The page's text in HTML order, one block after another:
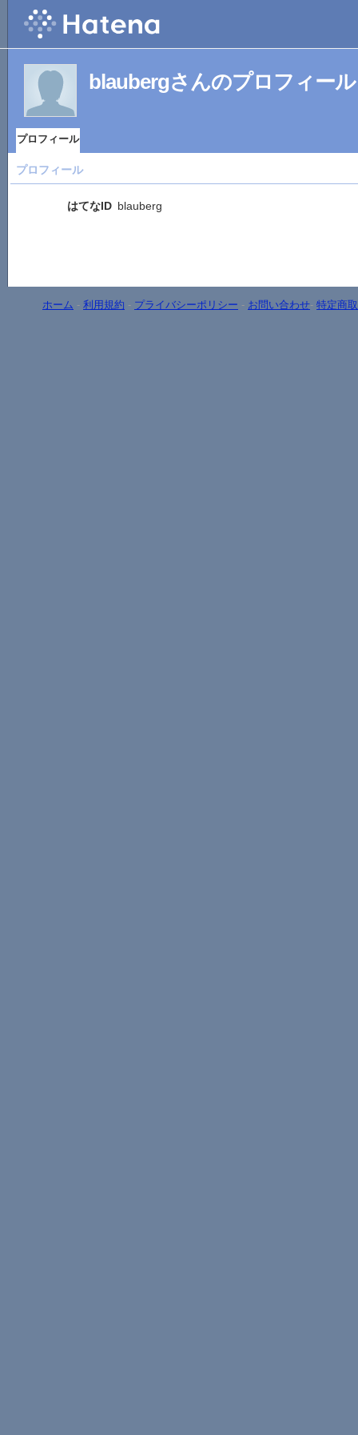
blaubergさんのプロフィール
プロフィール
プロフィール
はてなID blauberg
ホーム - 利用規約 - プライバシーポリシー - お問い合わせ- 特定商